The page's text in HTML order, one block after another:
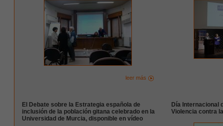
leer más
El Debate sobre la Estrategia española de
inclusión de la población gitana celebrado en la
Universidad de Murcia, disponible en vídeo
Día Internacional
Violencia contra